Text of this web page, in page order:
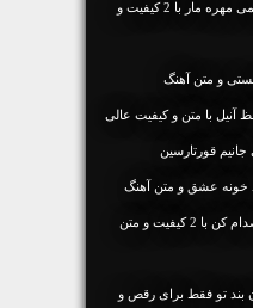
دانلود آهنگ جديد علی میرکریمی مهره مار با 2 کیفیت و
و متن آهنگ
آنیل با متن و کیفیت عالی
قورتارسین
خونه عشق و متن آهنگ
دانلود آهنگ جديد رضا بهرام صدام کن با 2 کیفیت و متن
بند تو فقط برای رقص و